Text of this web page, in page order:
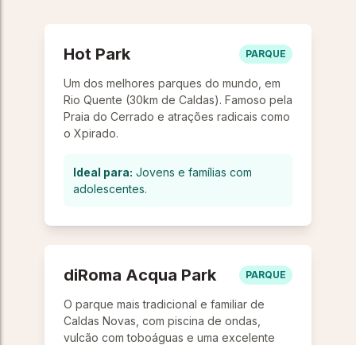
Hot Park PARQUE
Um dos melhores parques do mundo, em
Rio Quente (30km de Caldas). Famoso pela
Praia do Cerrado e atrações radicais como
o Xpirado.
Ideal para: Jovens e famílias com
adolescentes.
diRoma Acqua Park PARQUE
O parque mais tradicional e familiar de
Caldas Novas, com piscina de ondas,
vulcão com toboáguas e uma excelente